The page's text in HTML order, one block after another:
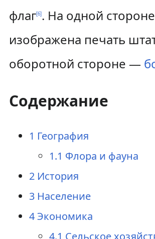
флаг[6]. На одной стороне
изображена печать
оборотной стороне —
Содержание
1 География
1.1 Флора и фауна
2 История
3 Население
4Экономика
4.1 Сельское